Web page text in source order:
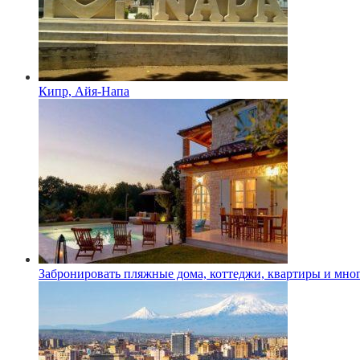
Кипр, Айя-Напа
Забронировать пляжные дома, коттеджи, квартиры и